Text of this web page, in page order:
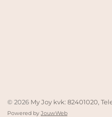
© 2026 My Joy kvk: 82401020,
Powered by JouwWeb